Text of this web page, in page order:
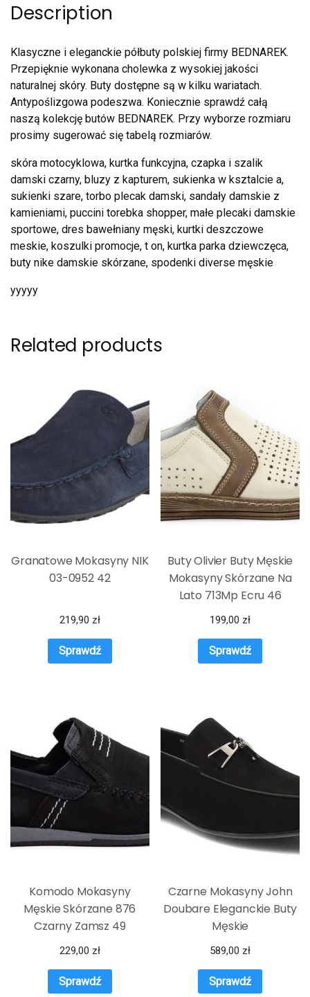
Description
Klasyczne i eleganckie półbuty polskiej firmy BEDNAREK.
Przepięknie wykonana cholewka z wysokiej jakości
naturalnej skóry. Buty dostępne są w kilku wariatach.
Antypoślizgowa podeszwa. Koniecznie sprawdź całą
naszą kolekcję butów BEDNAREK. Przy wyborze rozmiaru
prosimy sugerować się tabelą rozmiarów.
skóra motocyklowa, kurtka funkcyjna, czapka i szalik
damski czarny, bluzy z kapturem, sukienka w ksztalcie a,
sukienki szare, torbo plecak damski, sandały damskie z
kamieniami, puccini torebka shopper, małe plecaki damskie
sportowe, dres bawełniany męski, kurtki deszczowe
meskie, koszulki promocje, t on, kurtka parka dziewczęca,
buty nike damskie skórzane, spodenki diverse męskie
yyyyy
Related products
Granatowe Mokasyny NIK
03-0952 42
219,90 zł
Sprawdź
Buty Olivier Buty Męskie
Mokasyny Skórzane Na
Lato 713Mp Ecru 46
199,00 zł
Sprawdź
Komodo Mokasyny
Męskie Skórzane 876
Czarny Zamsz 49
229,00 zł
Sprawdź
Czarne Mokasyny John
Doubare Eleganckie Buty
Męskie
589,00 zł
Sprawdź